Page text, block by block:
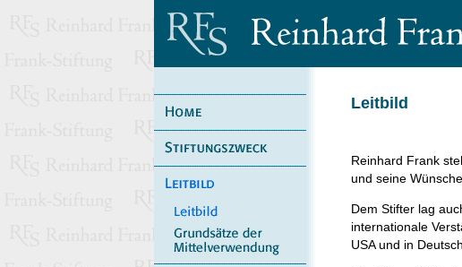
Leitbild
Reinhard Frank
und seine
Dem Stifter lag
internationale
USA und in